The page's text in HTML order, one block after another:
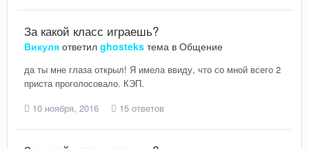
За какой класс играешь?
Викуля ответил ghosteks тема в Общение
да ты мне глаза открыл! Я имела ввиду, что со мной всего 2
приста проголосовало. КЭП.
10 ноября, 2016
15 ответов